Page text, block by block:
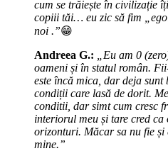
cum se trăiește în civilizație
copiii tăi… eu zic să fim
noi .”😁
Andreea G.:
„Eu am 0
oameni și în statul român.
este încă mica, dar deja sunt
condiții care lasă de dorit.
conditii, dar simt cum cresc
interiorul meu și tare cred ca
orizonturi. Măcar sa nu fie și
mine.”